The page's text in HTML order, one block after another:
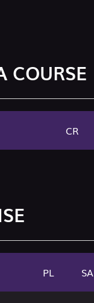
COURSE
CR
PL SA